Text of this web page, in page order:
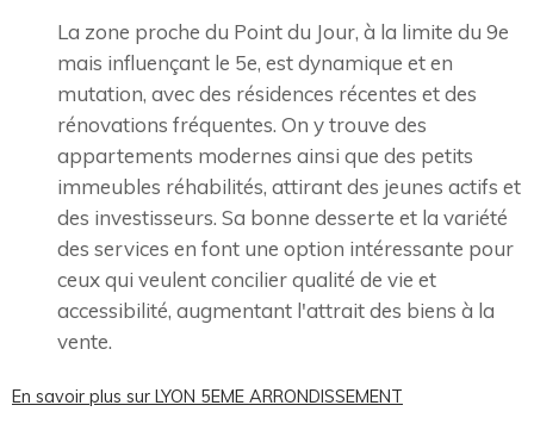
La zone proche du Point du Jour, à la limite du 9e
mais influençant le 5e, est dynamique et en
mutation, avec des résidences récentes et des
rénovations fréquentes. On y trouve des
appartements modernes ainsi que des petits
immeubles réhabilités, attirant des jeunes actifs et
des investisseurs. Sa bonne desserte et la variété
des services en font une option intéressante pour
ceux qui veulent concilier qualité de vie et
accessibilité, augmentant l'attrait des biens à la
vente.
En savoir plus sur LYON 5EME ARRONDISSEMENT